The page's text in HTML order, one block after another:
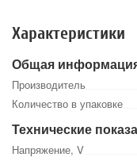
Характеристики
Общая
Производитель
Количество в упаковке
Технические
Напряжение, V